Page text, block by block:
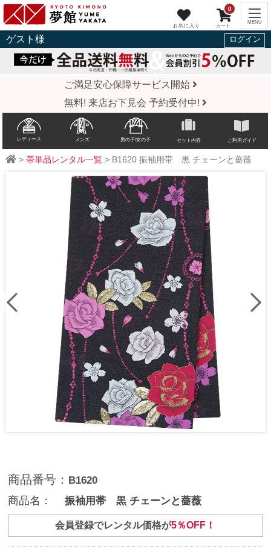
ゲスト 様 ログイン
ご満足安心保障サービス開始
無料! 来店お下見会 予約受付中!
0
レディース メンズ 男の子/女の子 セット内容 ご利用ガイド
> 帯単品レンタル一覧> B1620 振袖用帯 黒 チェーンと薔薇
商品番号： B1620
商品名： 振袖用帯 黒 チェーンと薔薇
会員登録でレンタル価格が5％OFF！